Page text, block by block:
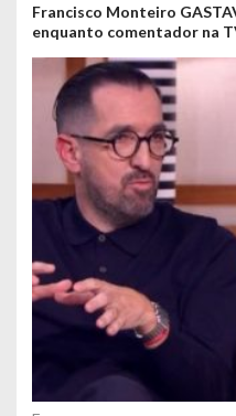
Francisco Monteiro
enquanto comentador na